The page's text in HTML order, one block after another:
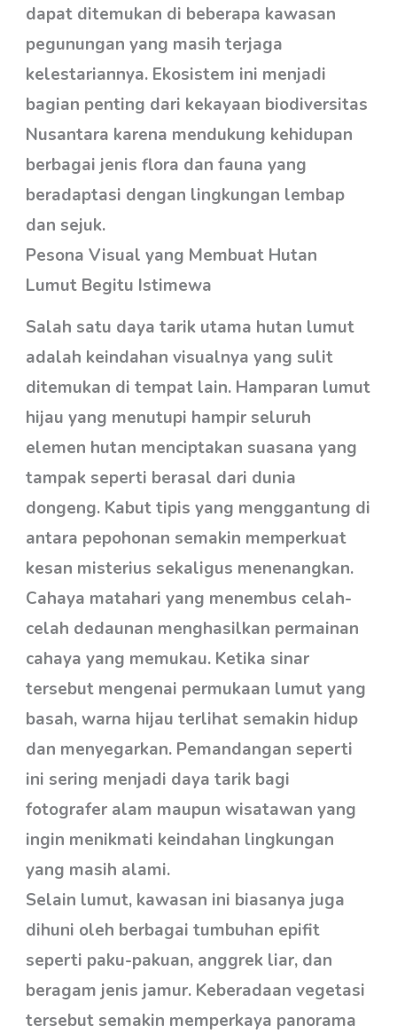
dapat ditemukan di beberapa kawasan
pegunungan yang masih terjaga
kelestariannya. Ekosistem ini menjadi
bagian penting dari kekayaan biodiversitas
Nusantara karena mendukung kehidupan
berbagai jenis flora dan fauna yang
beradaptasi dengan lingkungan lembap
dan sejuk.
Pesona Visual yang Membuat Hutan
Lumut Begitu Istimewa
Salah satu daya tarik utama hutan lumut
adalah keindahan visualnya yang sulit
ditemukan di tempat lain. Hamparan lumut
hijau yang menutupi hampir seluruh
elemen hutan menciptakan suasana yang
tampak seperti berasal dari dunia
dongeng. Kabut tipis yang menggantung di
antara pepohonan semakin memperkuat
kesan misterius sekaligus menenangkan.
Cahaya matahari yang menembus celah-
celah dedaunan menghasilkan permainan
cahaya yang memukau. Ketika sinar
tersebut mengenai permukaan lumut yang
basah, warna hijau terlihat semakin hidup
dan menyegarkan. Pemandangan seperti
ini sering menjadi daya tarik bagi
fotografer alam maupun wisatawan yang
ingin menikmati keindahan lingkungan
yang masih alami.
Selain lumut, kawasan ini biasanya juga
dihuni oleh berbagai tumbuhan epifit
seperti paku-pakuan, anggrek liar, dan
beragam jenis jamur. Keberadaan vegetasi
tersebut semakin memperkaya panorama